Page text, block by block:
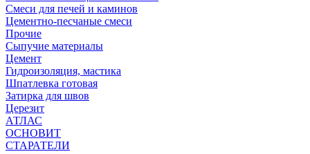
Смеси для печей и каминов
Цементно-песчаные смеси
Прочие
Сыпучие материалы
Цемент
Гидроизоляция, мастика
Шпатлевка готовая
Затирка для швов
Церезит
АТЛАС
ОСНОВИТ
СТАРАТЕЛИ